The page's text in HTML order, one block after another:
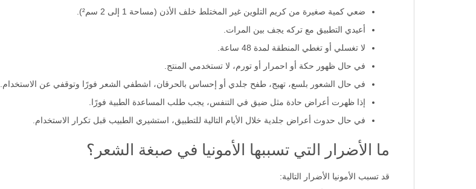
ضعي كمية صغيرة من كريم التلوين غير المختلط خلف الأذن (مساحة 1 إلى 2 سم²).
أعيدي التطبيق مع تركه يجف بين المرات.
لا تغسلي أو تغطي المنطقة لمدة 48 ساعة.
في حال ظهور حكة أو احمرار أو تورم، لا تستخدمي المنتج.
في حال الشعور بلسع، تهيج، طفح جلدي أو إحساس بالحرقان، اشطفي الشعر فورًا وتوقفي عن الاستخدام.
إذا ظهرت أعراض حادة مثل ضيق في التنفس، يجب طلب المساعدة الطبية فورًا.
في حال حدوث أعراض جلدية خلال الأيام التالية للتطبيق، استشيري الطبيب قبل تكرار الاستخدام.
ما الأضرار التي تسببها الأمونيا في صبغة الشعر؟
قد تسبب الأمونيا الأضرار التالية: